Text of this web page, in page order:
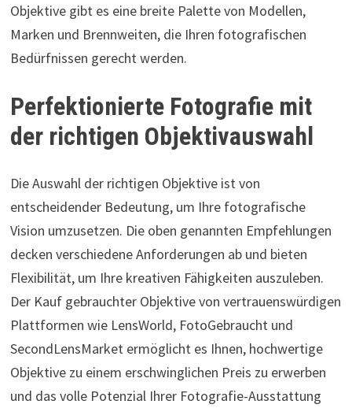
Objektive gibt es eine breite Palette von Modellen,
Marken und Brennweiten, die Ihren fotografischen
Bedürfnissen gerecht werden.
Perfektionierte Fotografie mit
der richtigen Objektivauswahl
Die Auswahl der richtigen Objektive ist von
entscheidender Bedeutung, um Ihre fotografische
Vision umzusetzen. Die oben genannten Empfehlungen
decken verschiedene Anforderungen ab und bieten
Flexibilität, um Ihre kreativen Fähigkeiten auszuleben.
Der Kauf gebrauchter Objektive von vertrauenswürdigen
Plattformen wie LensWorld, FotoGebraucht und
SecondLensMarket ermöglicht es Ihnen, hochwertige
Objektive zu einem erschwinglichen Preis zu erwerben
und das volle Potenzial Ihrer Fotografie-Ausstattung